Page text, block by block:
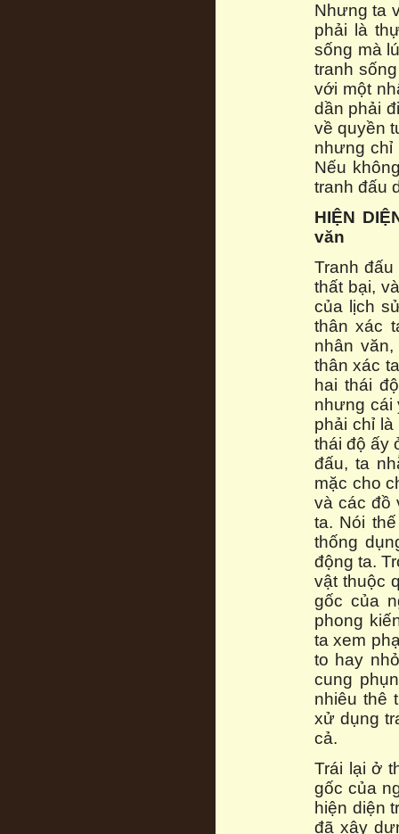
Nhưng ta
phải là
sống mà
tranh
với một
dần phải
về quyền
nhưng chỉ
Nếu
tranh đấu
HIỆN
văn
Tranh
thất bại,
của lịch
thân xác
nhân
thân xác
hai thái
nhưng cái
phải chỉ
thái độ ấy
đấu, ta
mặc cho
và các đồ
ta. Nói
thống
động ta.
vật thuộc
gốc của
phong
ta xem
to hay
cung
nhiêu thê
xử dụng
cả.
Trái lại ở
gốc của
hiện diện
đã xây